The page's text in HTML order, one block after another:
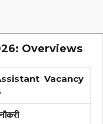
Overviews
Vacancy